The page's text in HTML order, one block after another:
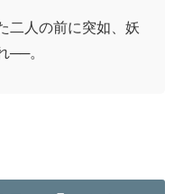
二人の前に突如、妖
──。